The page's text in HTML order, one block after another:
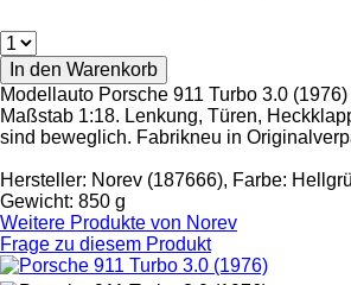
Modellauto Porsche 911 Turbo 3.0
Maßstab 1:18. Lenkung, Türen,
sind beweglich. Fabrikneu in
Hersteller: Norev (187666), Farbe:
Gewicht: 850 g
Weitere Produkte von Norev
Frage zu diesem Produkt